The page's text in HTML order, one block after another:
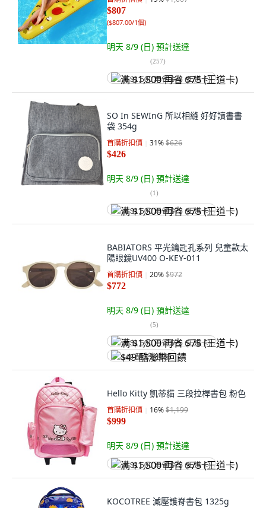
$807
($807.00/1個)
明天 8/9 (日) 預計送達
(257)
满 $1,500 再省 $75 (王道卡)
SO In SEWInG 所以相縫 好好讀書書
袋 354g
首購折扣價 31%$626
$426
明天 8/9 (日) 預計送達
(1)
满 $1,500 再省 $75 (王道卡)
BABIATORS 平光鑰匙孔系列 兒童款太
陽眼鏡UV400 O-KEY-011
首購折扣價 20%$972
$772
明天 8/9 (日) 預計送達
(5)
满 $1,500 再省 $75 (王道卡)
$49 酷澎幣回饋
Hello Kitty 凱蒂貓 三段拉桿書包 粉色
首購折扣價 16%$1,199
$999
明天 8/9 (日) 預計送達
满 $1,500 再省 $75 (王道卡)
KOCOTREE 減壓護脊書包 1325g